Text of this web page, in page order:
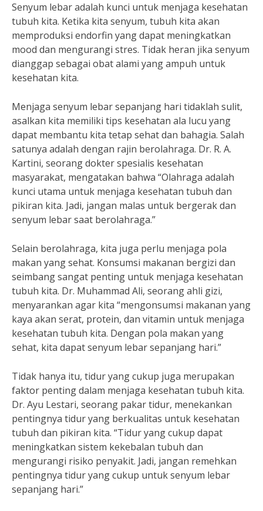
Senyum lebar adalah kunci untuk menjaga kesehatan
tubuh kita. Ketika kita senyum, tubuh kita akan
memproduksi endorfin yang dapat meningkatkan
mood dan mengurangi stres. Tidak heran jika senyum
dianggap sebagai obat alami yang ampuh untuk
kesehatan kita.
Menjaga senyum lebar sepanjang hari tidaklah sulit,
asalkan kita memiliki tips kesehatan ala lucu yang
dapat membantu kita tetap sehat dan bahagia. Salah
satunya adalah dengan rajin berolahraga. Dr. R. A.
Kartini, seorang dokter spesialis kesehatan
masyarakat, mengatakan bahwa “Olahraga adalah
kunci utama untuk menjaga kesehatan tubuh dan
pikiran kita. Jadi, jangan malas untuk bergerak dan
senyum lebar saat berolahraga.”
Selain berolahraga, kita juga perlu menjaga pola
makan yang sehat. Konsumsi makanan bergizi dan
seimbang sangat penting untuk menjaga kesehatan
tubuh kita. Dr. Muhammad Ali, seorang ahli gizi,
menyarankan agar kita “mengonsumsi makanan yang
kaya akan serat, protein, dan vitamin untuk menjaga
kesehatan tubuh kita. Dengan pola makan yang
sehat, kita dapat senyum lebar sepanjang hari.”
Tidak hanya itu, tidur yang cukup juga merupakan
faktor penting dalam menjaga kesehatan tubuh kita.
Dr. Ayu Lestari, seorang pakar tidur, menekankan
pentingnya tidur yang berkualitas untuk kesehatan
tubuh dan pikiran kita. “Tidur yang cukup dapat
meningkatkan sistem kekebalan tubuh dan
mengurangi risiko penyakit. Jadi, jangan remehkan
pentingnya tidur yang cukup untuk senyum lebar
sepanjang hari.”